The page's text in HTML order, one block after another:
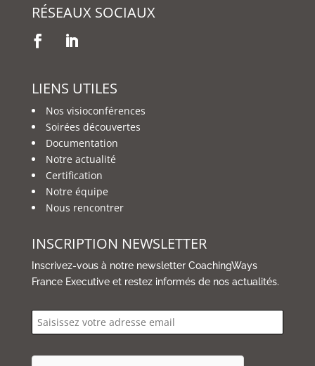
RÉSEAUX SOCIAUX
LIENS UTILES
Nos visioconférences
Soirées découvertes
Documentation
Notre actualité
Certification
Notre équipe
Nous rencontrer
INSCRIPTION NEWSLETTER
Inscrivez-vous à notre newsletter CoachingWays
France Executive et restez informés de nos actualités.
email